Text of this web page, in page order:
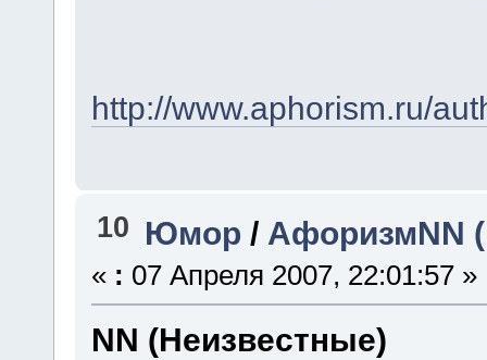
http://www.aphorism.ru/
10 Юмор / АфоризмNN
« : 07 Апреля 2007, 22:01:57 »
NN (Неизвестные)